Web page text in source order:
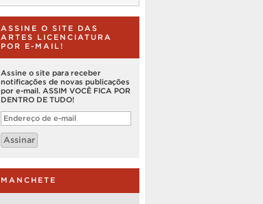
ASSINE O SITE DAS
ARTES LICENCIATURA
POR E-MAIL!
Assine o site para receber
notificações de novas publicações
por e-mail. ASSIM VOCÊ FICA POR
DENTRO DE TUDO!
Endereço
de
e-
mail
Assinar
MANCHETE